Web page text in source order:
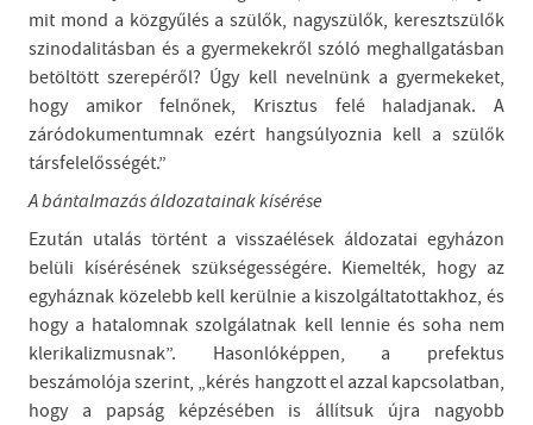
mit mond a közgyűlés a szülők, nagyszülők, keresztszülők
szinodalitásban és a gyermekekről szóló meghallgatásban
betöltött szerepéről? Úgy kell nevelnünk a gyermekeket,
hogy amikor felnőnek, Krisztus felé haladjanak. A
záródokumentumnak ezért hangsúlyoznia kell a szülők
társfelelősségét.”
A bántalmazás áldozatainak kísérése
Ezután utalás történt a visszaélések áldozatai egyházon
belüli kísérésének szükségességére. Kiemelték, hogy az
egyháznak közelebb kell kerülnie a kiszolgáltatottakhoz, és
hogy a hatalomnak szolgálatnak kell lennie és soha nem
klerikalizmusnak”. Hasonlóképpen, a prefektus
beszámolója szerint, „kérés hangzott el azzal kapcsolatban,
hogy a papság képzésében is állítsuk újra nagyobb